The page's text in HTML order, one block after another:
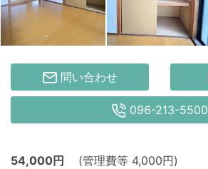
問い合わせ
096-213-5500
54,000円 (管理費等 4,000円)